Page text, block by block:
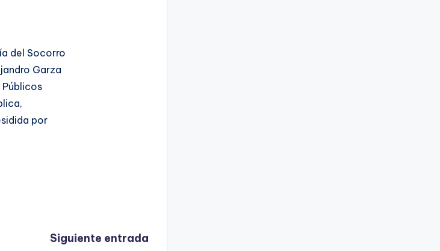
del Socorro
Garza
Públicos
por
Siguiente entrada